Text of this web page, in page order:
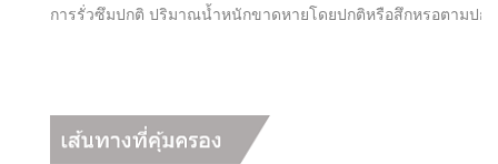
การรั่วซึมปกติ ปริมาณน้ำหนักขาดหายโดยปกติหรือสึกหรอตามปก